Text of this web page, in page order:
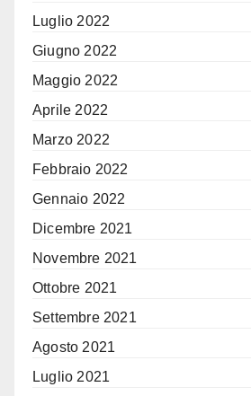
Luglio 2022
Giugno 2022
Maggio 2022
Aprile 2022
Marzo 2022
Febbraio 2022
Gennaio 2022
Dicembre 2021
Novembre 2021
Ottobre 2021
Settembre 2021
Agosto 2021
Luglio 2021